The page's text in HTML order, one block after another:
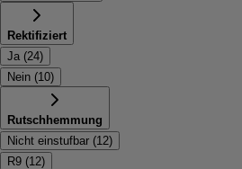
Rektifiziert
Ja (24)
Nein (10)
Rutschhemmung
Nicht einstufbar (12)
R9 (12)